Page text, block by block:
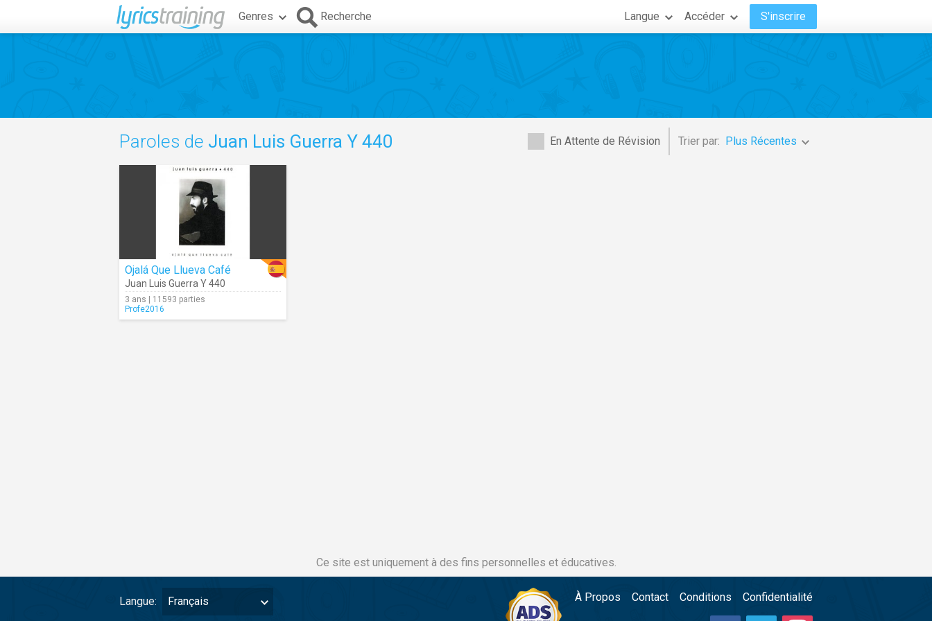
Genres Recherche Langue Accéder S'inscrire
En Attente de Révision Trier par: Plus Récentes
Paroles de Juan Luis Guerra Y 440
Ojalá Que Llueva Café
Juan Luis Guerra Y 440
3 ans | 11593 parties
Profe2016
Ce site est uniquement à des fins personnelles et éducatives.
Langue: Français À Propos Contact Conditions Confidentialité